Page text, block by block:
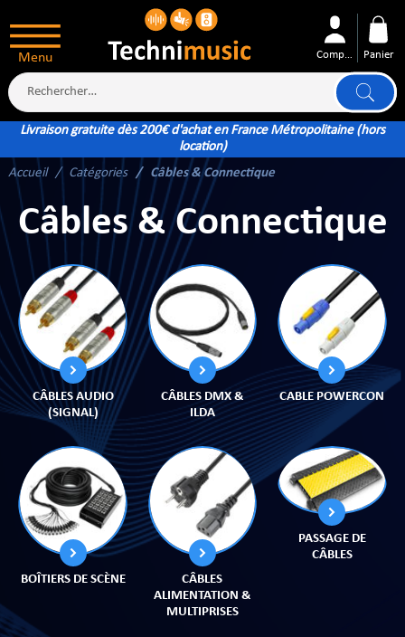
Menu Compte Panier
Livraison gratuite dès 200€ d'achat en France Métropolitaine (hors
location)
Accueil
Catégories Câbles & Connectique
Câbles & Connectique
CÂBLES AUDIO
(SIGNAL)
CÂBLES DMX &
ILDA
CABLE POWERCON
BOÎTIERS DE SCÈNE
CÂBLES
ALIMENTATION &
MULTIPRISES
PASSAGE DE
CÂBLES